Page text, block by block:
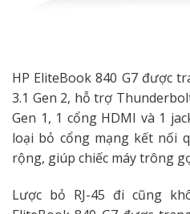
HP EliteBook 840 G7 được
3.1 Gen 2, hỗ trợ
Gen 1, 1 cổng HDMI và 1
loại bỏ cổng mạng kết nối
rộng, giúp chiếc máy trông
Lược bỏ RJ-45 đi cũng